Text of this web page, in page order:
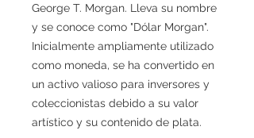
George T. Morgan. Lleva su nombre
y se conoce como "Dólar Morgan".
Inicialmente ampliamente utilizado
como moneda, se ha convertido en
un activo valioso para inversores y
coleccionistas debido a su valor
artístico y su contenido de plata.